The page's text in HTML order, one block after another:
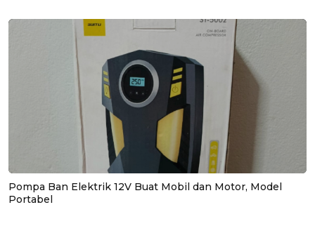
Pompa Ban Elektrik 12V Buat Mobil dan Motor, Model
Portabel